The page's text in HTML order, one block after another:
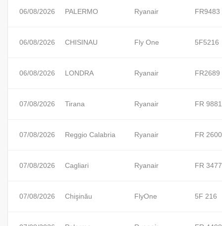
06/08/2026 PALERMO Ryanair FR9483
06/08/2026 CHISINAU Fly One 5F5216
06/08/2026 LONDRA Ryanair FR2689
07/08/2026 Tirana Ryanair FR 9881
07/08/2026 Reggio Calabria Ryanair FR 2600
07/08/2026 Cagliari Ryanair FR 3477
07/08/2026 Chişinău FlyOne 5F 216